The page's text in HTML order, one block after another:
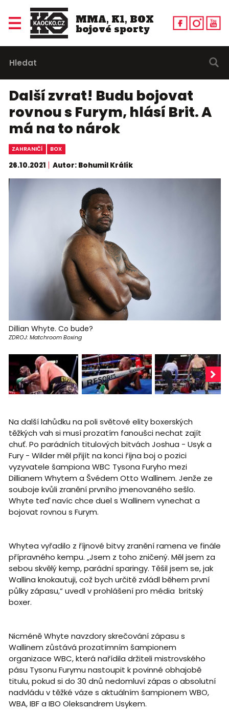
MMA, K1, BOX
bojové sporty
Další zvrat! Budu bojovat
rovnou s Furym, hlásí Brit. A
má na to nárok
ZAHRANIČÍ BOX
26.10.2021 Autor: Bohumil Králík
Dillian Whyte. Co bude?
ZDROJ: Matchroom Boxing
Na další lahůdku na poli světové elity boxerských
těžkých vah si musí prozatím fanoušci nechat zajít
chuť. Po parádních titulových bitvách Joshua - Usyk a
Fury - Wilder měl přijít na konci října boj o pozici
vyzyvatele šampiona WBC Tysona Furyho mezi
Dillianem Whytem a Švédem Otto Wallinem. Jenže ze
souboje kvůli zranění prvního jmenovaného sešlo.
Whyte teď navíc chce duel s Wallinem vynechat a
bojovat rovnou s Furym.
Whytea vyřadilo z říjnové bitvy zranění ramena ve finále
přípravného kempu. „Jsem z toho zničený. Měl jsem za
sebou skvělý kemp, parádní sparingy. Těšil jsem se, jak
Wallina knokautuji, což bych určitě zvládl během první
půlky zápasu,“ uvedl v prohlášení pro média britský
boxer.
Nicméně Whyte navzdory skrečování zápasu s
Wallinem zůstává prozatímním šampionem
organizace WBC, která nařídila držiteli mistrovského
pásu Tysonu Furymu nastoupit k povinné obhajobě
titulu, pokud si do 30 dnů nedomluví zápas o absolutní
nadvládu v těžké váze s aktuálním šampionem WBO,
WBA, IBF a IBO Oleksandrem Usykem.